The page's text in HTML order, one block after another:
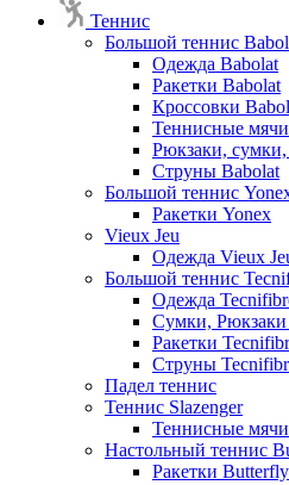
Теннис
Большой теннис
Одежда Babolat
Ракетки Babolat
Кроссовки
Теннисные
Рюкзаки,
Струны Babolat
Большой теннис
Ракетки Yonex
Vieux Jeu
Одежда Vieux
Большой теннис
Одежда
Сумки, Рюкзаки
Ракетки
Струны
Падел теннис
Теннис Slazenger
Теннисные мячи
Настольный теннис
Ракетки Butterfly